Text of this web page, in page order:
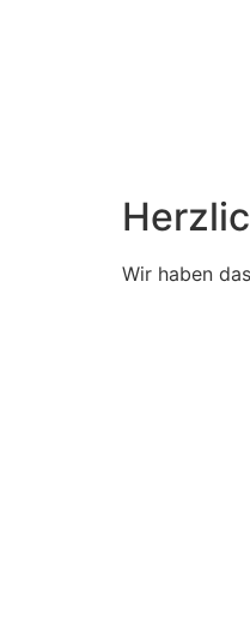
Wir haben